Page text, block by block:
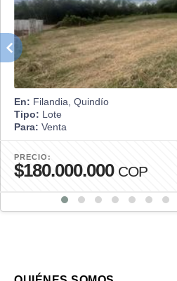
En: Filandia, Quindío
Tipo: Lote
Para: Venta
PRECIO:
$180.000.000 COP